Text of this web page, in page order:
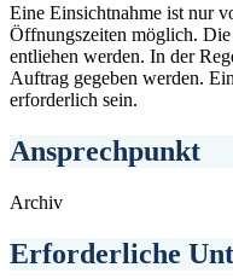
Eine Einsichtnahme ist nur
Öffnungszeiten möglich.
entliehen werden. In der
Auftrag gegeben werden.
erforderlich sein.
Ansprechpunkt
Archiv
Erforderliche